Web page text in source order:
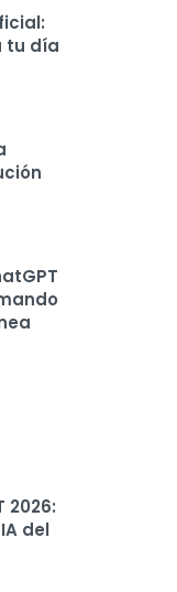
tu día
2026:
del